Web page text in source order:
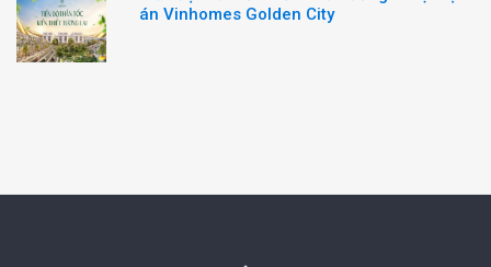
án Vinhomes Golden City